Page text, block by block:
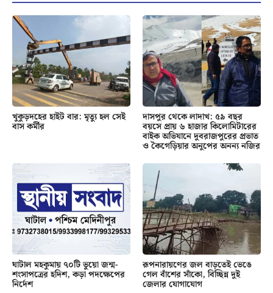
খুকুড়দহের হাইট বার: মৃত্যু হল সেই
বাস কর্মীর
দাসপুর থেকে লাদাখ: ৫৯ বছর
বয়সে প্রায় ৬ হাজার কিলোমিটারের
বাইক অভিযানে দুবরাজপুরের প্রভাত
ও কৈগেড়িয়ার অনুপের অনন্য নজির
ঘাটাল মহকুমায় ৭০টি ভুয়ো জন্ম-
শংসাপত্রের হদিশ, কড়া পদক্ষেপের
নির্দেশ
রূপনারায়ণের জল বাড়তেই ভেঙে
গেল বাঁশের সাঁকো, বিচ্ছিন্ন দুই
জেলার যোগাযোগ